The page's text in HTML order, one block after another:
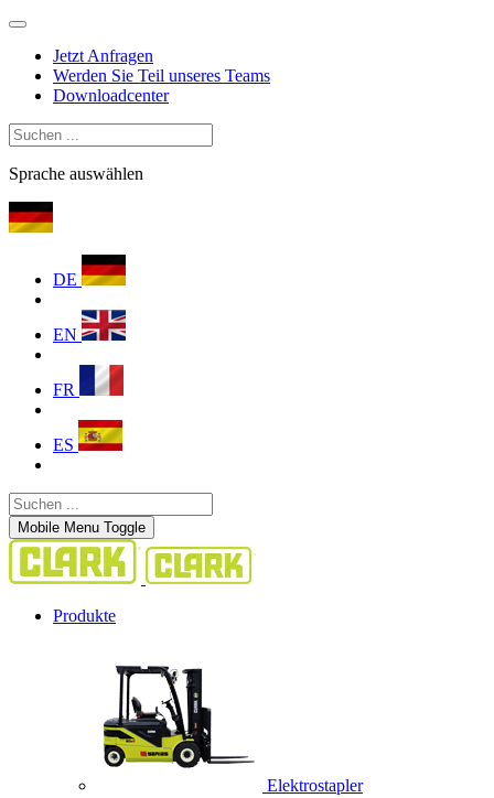
Jetzt Anfragen
Werden Sie Teil unseres Teams
Downloadcenter
Sprache auswählen
DE
EN
FR
ES
Mobile Menu Toggle
Produkte
Elektrostapler